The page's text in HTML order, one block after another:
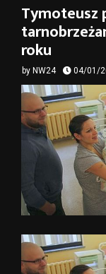
Tymoteusz
roku
by NW24 04/01/